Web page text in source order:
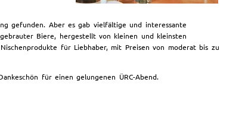
gefunden. Aber es gab vielfältige und interessante
Biere, hergestellt von kleinen und kleinsten
für Liebhaber, mit Preisen von moderat bis zu
für einen gelungenen ÜRC-Abend.